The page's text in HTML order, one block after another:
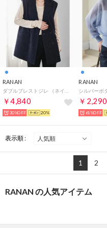
RANAN
￥4,840
30%OFF 20%
RANAN
￥2,290
61%OFF
表示順 :
1 2
RANAN の人気アイテム